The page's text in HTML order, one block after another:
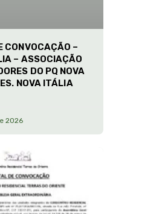
CONVOCAÇÃO –
– ASSOCIAÇÃO
DO PQ NOVA
NOVA ITÁLIA
2026